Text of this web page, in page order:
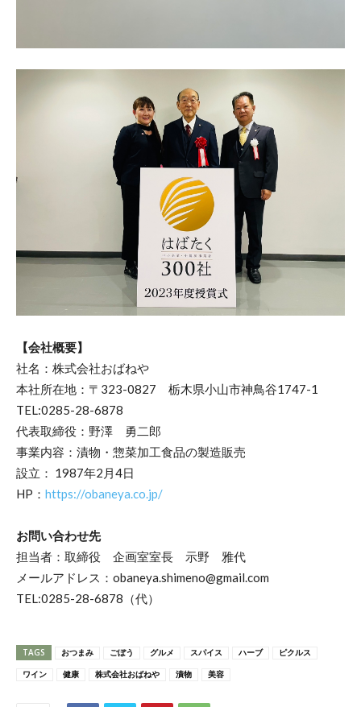
【会社概要】
社名：株式会社おばねや
本社所在地：〒323-0827 栃木県小山市神鳥谷1747-1
TEL:0285-28-6878
代表取締役：野澤 勇二郎
事業内容：漬物・惣菜加工食品の製造販売
設立： 1987年2月4日
HP： https://obaneya.co.jp/
お問い合わせ先
担当者：取締役 企画室室長 示野 雅代
メールアドレス：obaneya.shimeno@gmail.com
TEL:0285-28-6878（代）
TAGS おつまみ ごぼう グルメ スパイス ハーブ ピクルス
ワイン 健康 株式会社おばねや 漬物 美容